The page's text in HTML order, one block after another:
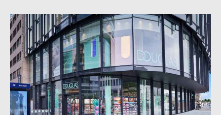
AUF
DER
KÖ